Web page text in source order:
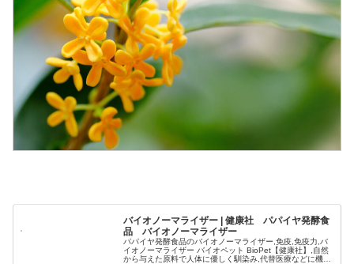
バイオノーマライザー | 健康社 パパイヤ発酵食
品 バイオノーマライザー
パパイヤ発酵食品のバイオノーマライザー,免疫,免疫力,バ
イオノーマライザー バイオペット BioPet【健康社】,自然
から与えた原料で人体に優しく馴染み,代替医療などに機